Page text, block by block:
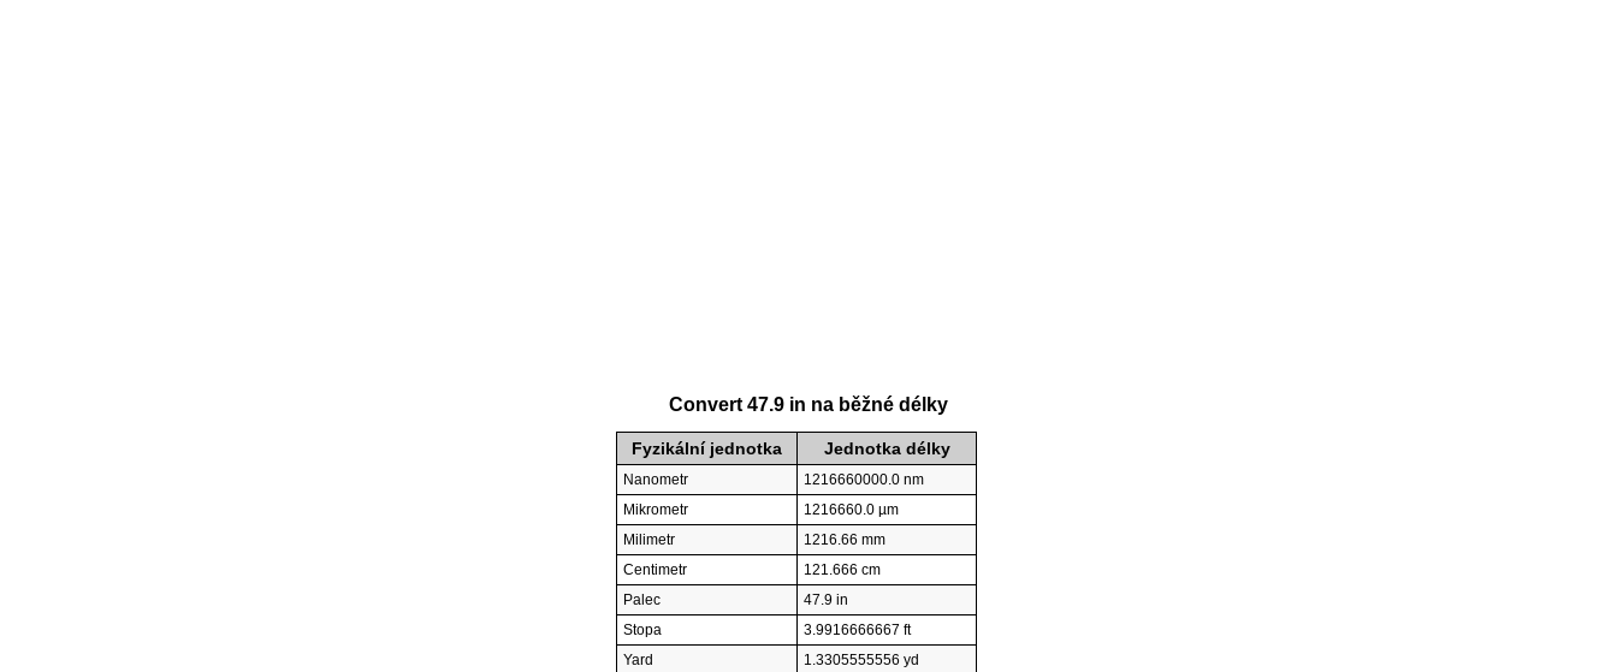
Convert 47.9 in na běžné délky
Fyzikální jednotka Jednotka délky
Nanometr
1216660000.0 nm
Mikrometr
1216660.0 µm
Milimetr
1216.66 mm
Centimetr
121.666 cm
Palec
47.9 in
Stopa
3.9916666667 ft
Yard
1.3305555556 yd